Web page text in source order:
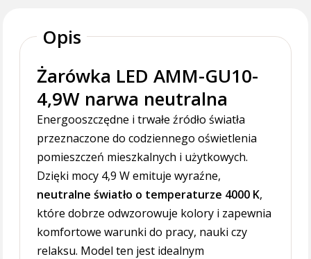
Opis
Żarówka LED AMM-GU10-
4,9W narwa neutralna
Energooszczędne i trwałe źródło światła
przeznaczone do codziennego oświetlenia
pomieszczeń mieszkalnych i użytkowych.
Dzięki mocy 4,9 W emituje wyraźne,
neutralne światło o temperaturze 4000 K,
które dobrze odwzorowuje kolory i zapewnia
komfortowe warunki do pracy, nauki czy
relaksu. Model ten jest idealnym